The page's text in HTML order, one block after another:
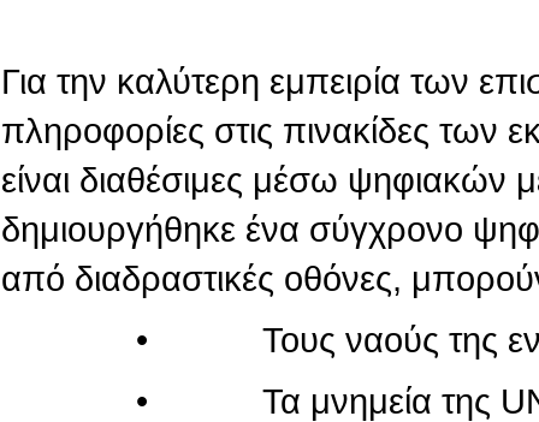
Για την καλύτερη εμπειρία των
πληροφορίες στις πινακίδες των
είναι διαθέσιμες μέσω
δημιουργήθηκε ένα σύγχρονο
από διαδραστικές οθόνες,
• Τους ναούς της εντός
• Τα μνημεία της